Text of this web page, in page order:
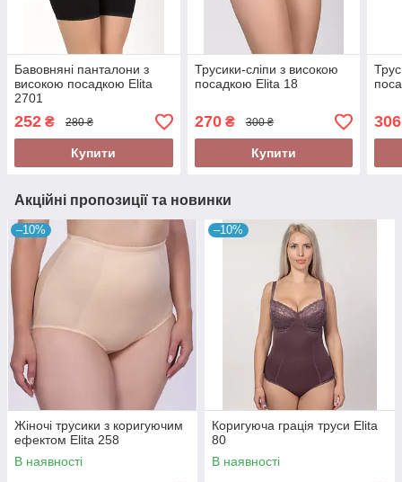
Бавовняні панталони з
високою посадкою Elita
2701
252 ₴ 280 ₴
Купити
Трусики-сліпи з високою
посадкою Elita 18
270₴ 300 ₴
Купити
306
Акційні пропозиції та новинки
–10%
Жіночі трусики з коригуючим
ефектом Elita 258
В наявності
–10%
Коригуюча грація труси Elita
80
В наявності